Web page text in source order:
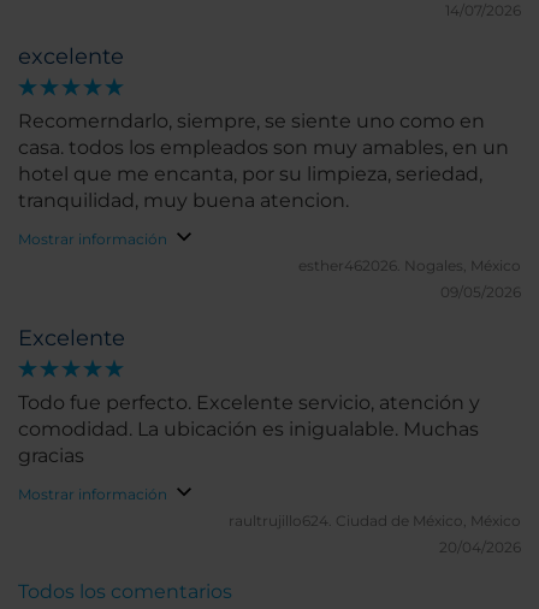
14/07/2026
excelente
Recomerndarlo, siempre, se siente uno como en
casa. todos los empleados son muy amables, en un
hotel que me encanta, por su limpieza, seriedad,
tranquilidad, muy buena atencion.
Mostrar información
esther462026. Nogales, México
09/05/2026
Excelente
Todo fue perfecto. Excelente servicio, atención y
comodidad. La ubicación es inigualable. Muchas
gracias
Mostrar información
raultrujillo624. Ciudad de México, México
20/04/2026
Todos los comentarios